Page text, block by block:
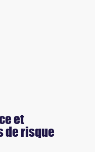
et
de risque